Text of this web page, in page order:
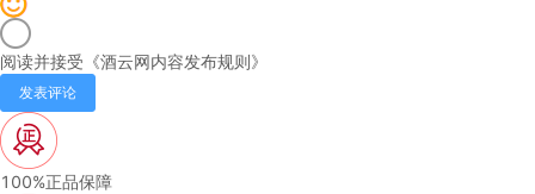
阅读并接受《酒云网内容发布规则》
发表评论
100%正品保障